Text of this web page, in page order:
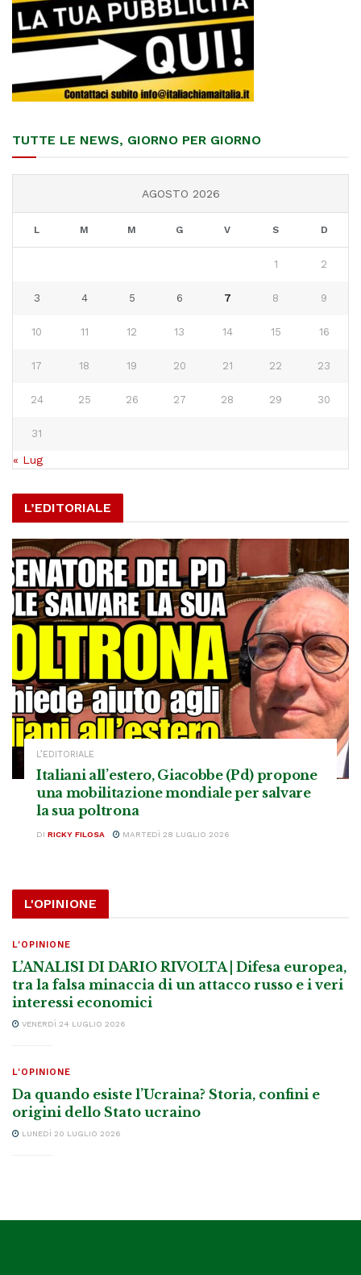
TUTTE LE NEWS, GIORNO PER GIORNO
AGOSTO 2026
L M M G V S D
1 2
3 4 5 6 7 8 9
10 11 12 13 14 15 16
17 18 19 20 21 22 23
24 25 26 27 28 29 30
31
« Lug
L’EDITORIALE
L’EDITORIALE
Italiani all’estero, Giacobbe (Pd) propone
una mobilitazione mondiale per salvare
la sua poltrona
DI RICKY FILOSA MARTEDÌ 28 LUGLIO 2026
L'OPINIONE
L'OPINIONE
L’ANALISI DI DARIO RIVOLTA | Difesa europea,
tra la falsa minaccia di un attacco russo e i veri
interessi economici
VENERDÌ 24 LUGLIO 2026
L'OPINIONE
Da quando esiste l’Ucraina? Storia, confini e
origini dello Stato ucraino
LUNEDÌ 20 LUGLIO 2026